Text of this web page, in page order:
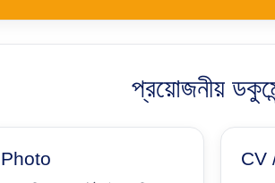
প্রয়োজনীয়
Photo CV